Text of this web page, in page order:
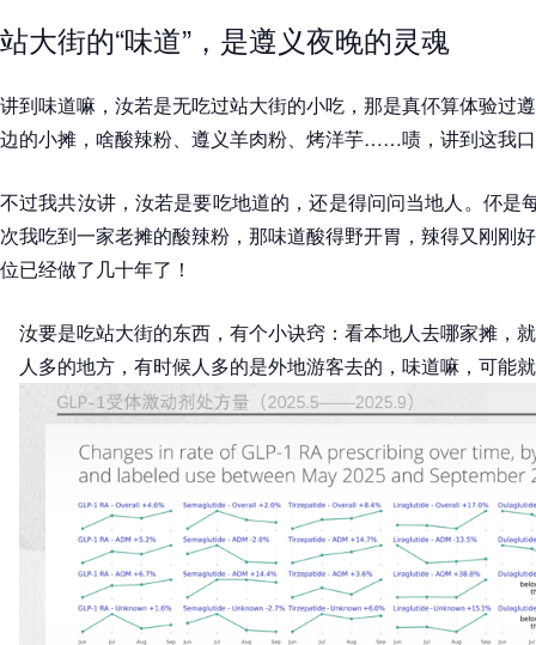
站大街的“味道”，是遵义夜晚的灵魂
讲到味道嘛，汝若是无吃过站大街的小吃，那是真伓算体验过
边的小摊，啥酸辣粉、遵义羊肉粉、烤洋芋……啧，讲到这我
不过我共汝讲，汝若是要吃地道的，还是得问问当地人。伓是
次我吃到一家老摊的酸辣粉，那味道酸得野开胃，辣得又刚刚
位已经做了几十年了！
汝要是吃站大街的东西，有个小诀窍：看本地人去哪家摊，
人多的地方，有时候人多的是外地游客去的，味道嘛，可能